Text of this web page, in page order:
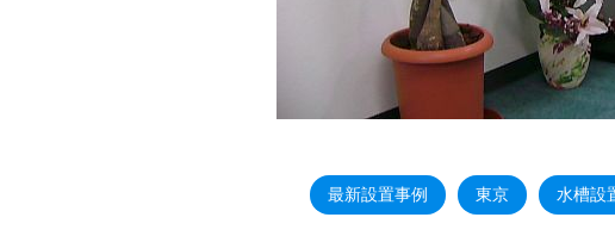
最新設置事例 東京 水槽設